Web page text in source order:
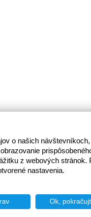
o našich
z webových stránok.
nastavenia.
Ok,